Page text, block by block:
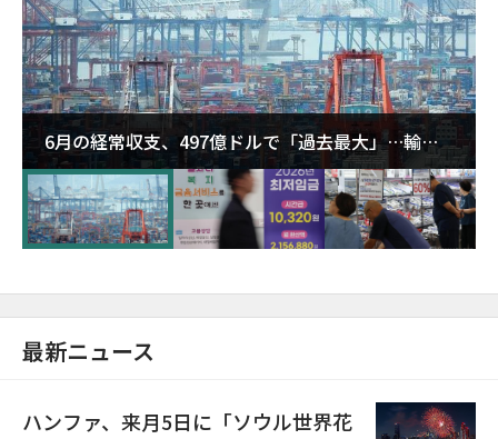
6月の経常収支、497億ドルで「過去最大」…輸出
が初の1000億ドル突破
最新ニュース
ハンファ、来月5日に「ソウル世界花